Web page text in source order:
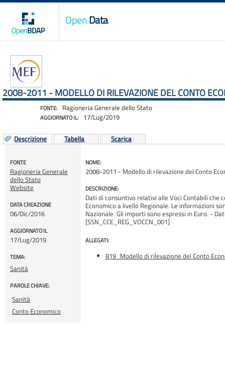
OpenData
2008-2011 - MODELLO DI RILEVAZIONE DEL CONTO
FONTE: Ragioneria Generale dello Stato
AGGIORNATO IL: 17/Lug/2019
Descrizione Tabella Scarica
FONTE
Ragioneria Generale
dello Stato
Website
DATA CREAZIONE
06/Dic/2016
AGGIORNATO IL
17/Lug/2019
TEMA:
Sanità
PAROLE CHIAVE:
Sanità
Conto Economico
NOME:
2008-2011 - Modello di rilevazione del Conto
DESCRIZIONE:
Dati di consuntivo relativi alle Voci Contabili che
Economico a livello Regionale. Le informazioni
Nazionale. Gli importi sono espressi in Euro. -
[SSN_CCE_REG_VOCCN_001]
ALLEGATI:
819_Modello di rilevazione del Conto